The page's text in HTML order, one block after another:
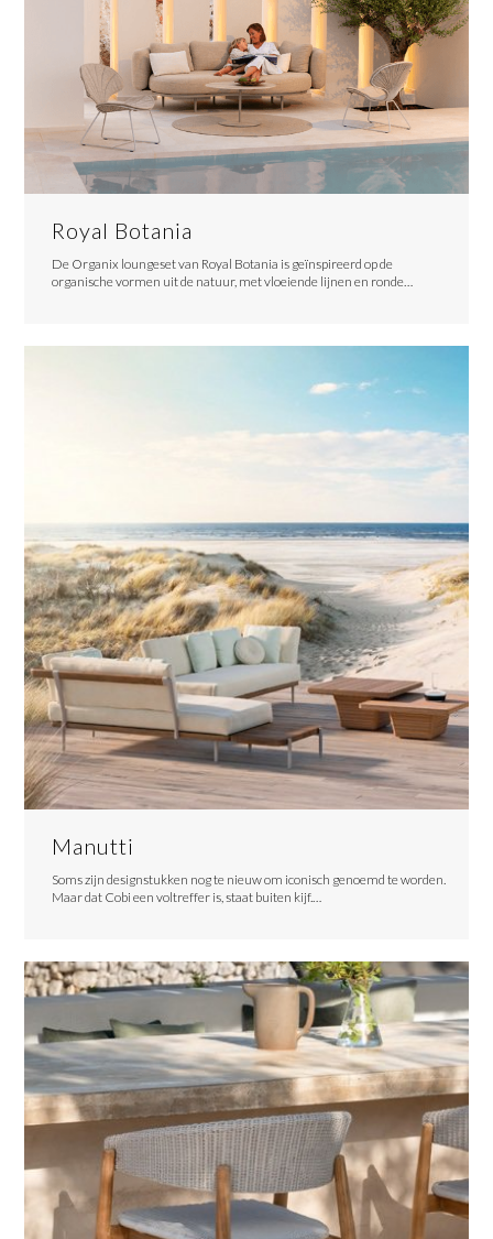
Royal Botania
De Organix loungeset van Royal Botania is geïnspireerd op de
organische vormen uit de natuur, met vloeiende lijnen en ronde…
Manutti
Soms zijn designstukken nog te nieuw om iconisch genoemd te worden.
Maar dat Cobi een voltreffer is, staat buiten kijf.…